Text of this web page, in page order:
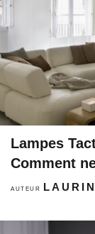
Lampes
Comment
AUTEUR